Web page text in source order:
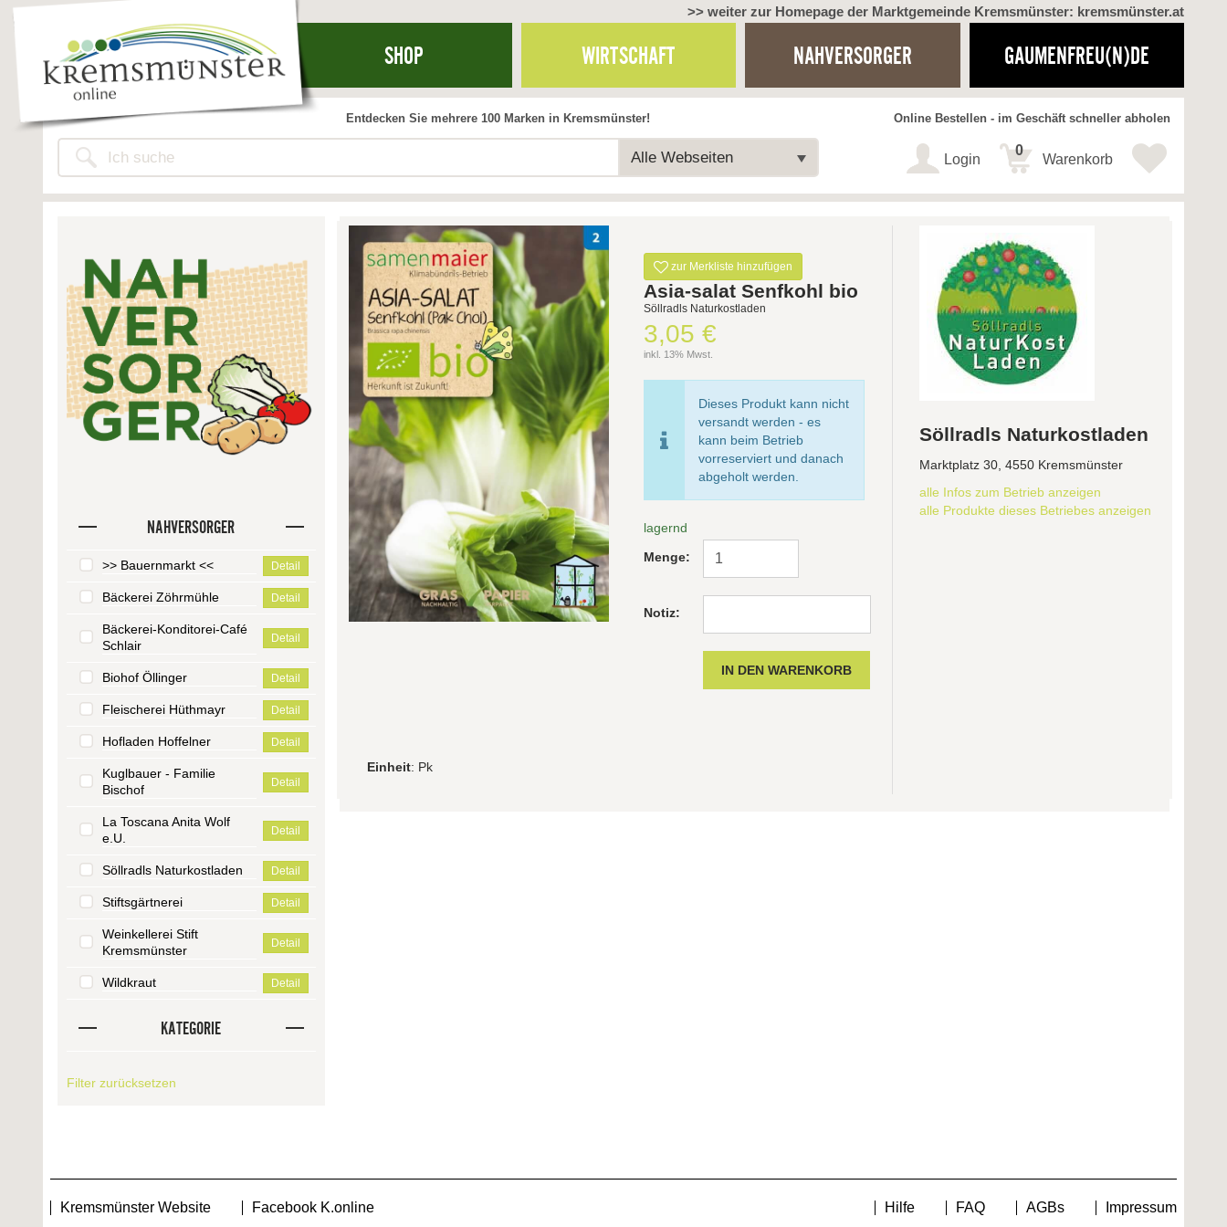
>> weiter zur Homepage der Marktgemeinde Kremsmünster: kremsmünster.at
SHOP WIRTSCHAFT NAHVERSORGER GAUMENFREU(N)DE
Alle Webseiten
Entdecken Sie mehrere 100 Marken in Kremsmünster! Online Bestellen - im Geschäft schneller abholen
Login Warenkorb
0
NAHVERSORGER
>> Bauernmarkt << Detail
Bäckerei Zöhrmühle Detail
Bäckerei-Konditorei-Café
Schlair
Detail
Biohof Öllinger Detail
Fleischerei Hüthmayr Detail
Hofladen Hoffelner Detail
Kuglbauer - Familie
Bischof
Detail
La Toscana Anita Wolf
e.U.
Detail
Söllradls Naturkostladen Detail
Stiftsgärtnerei Detail
Weinkellerei Stift
Kremsmünster
Detail
Wildkraut Detail
KATEGORIE
Filter zurücksetzen
zur Merkliste hinzufügen
Asia-salat Senfkohl bio
Söllradls Naturkostladen
3,05 €
inkl. 13% Mwst.
Dieses Produkt kann nicht
versandt werden - es
kann beim Betrieb
vorreserviert und danach
abgeholt werden.
lagernd
Menge:
Notiz:
Einheit: Pk
Söllradls Naturkostladen
Marktplatz 30, 4550 Kremsmünster
alle Infos zum Betrieb anzeigen
alle Produkte dieses Betriebes anzeigen
Kremsmünster Website Facebook K.online Hilfe FAQ AGBs Impressum